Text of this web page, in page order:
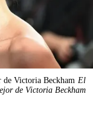
Victoria Beckham El
de Victoria Beckham